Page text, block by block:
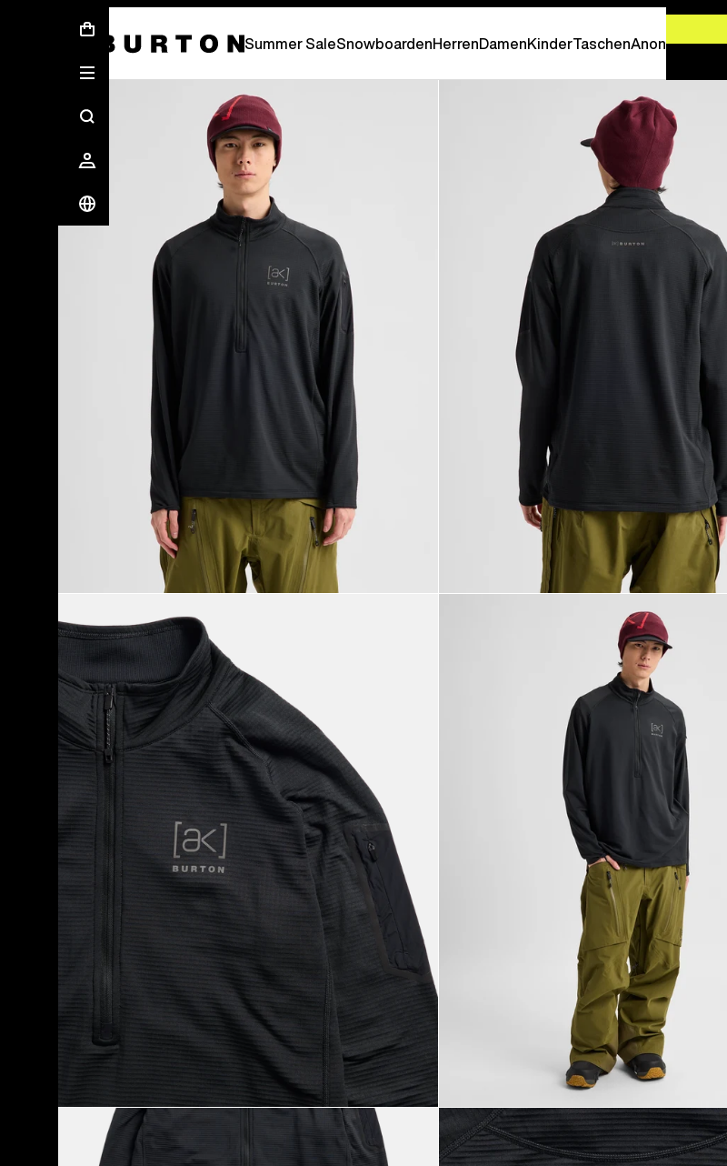
Summer SaleSnowboardenHerrenDamenKinderTaschenAnon
Die Experten von Burton erklären es dir